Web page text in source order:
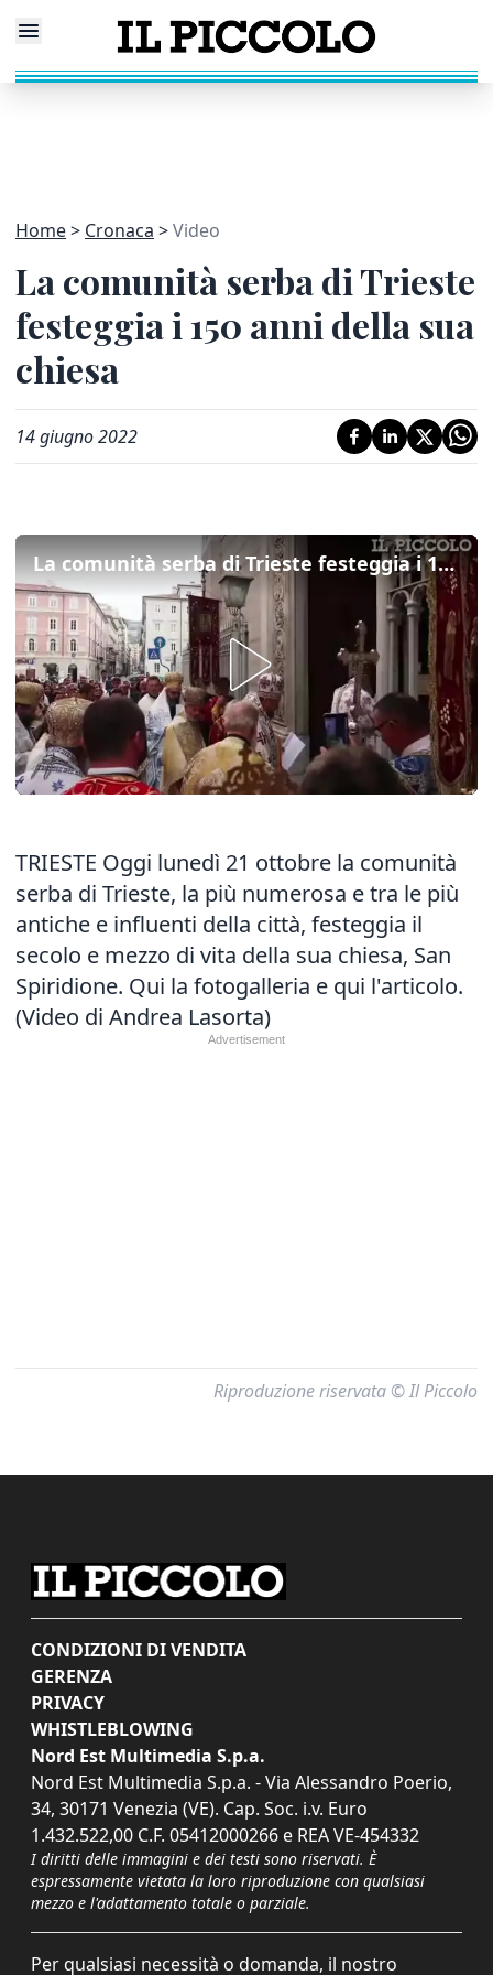
Home Cronaca Video
La comunità serba di Trieste
festeggia i 150 anni della sua
chiesa
14 giugno 2022
La comunità serba di Trieste festeggia i 150 anni della sua chiesa
TRIESTE Oggi lunedì 21 ottobre la comunità
serba di Trieste, la più numerosa e tra le più
antiche e influenti della città, festeggia il
secolo e mezzo di vita della sua chiesa, San
Spiridione. Qui la fotogalleria e qui l'articolo.
(Video di Andrea Lasorta)
Riproduzione riservata © Il Piccolo
CONDIZIONI DI VENDITA
GERENZA
PRIVACY
WHISTLEBLOWING
Nord Est Multimedia S.p.a.
Nord Est Multimedia S.p.a. - Via Alessandro Poerio,
34, 30171 Venezia (VE). Cap. Soc. i.v. Euro
1.432.522,00 C.F. 05412000266 e REA VE-454332
I diritti delle immagini e dei testi sono riservati. È
espressamente vietata la loro riproduzione con qualsiasi
mezzo e l'adattamento totale o parziale.
Per qualsiasi necessità o domanda, il nostro